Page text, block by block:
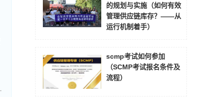
的规划与实施（如何有效
管理供应链库存？——从
运行机制着手）
scmp考试如何参加
（SCMP考试报名条件及
流程）